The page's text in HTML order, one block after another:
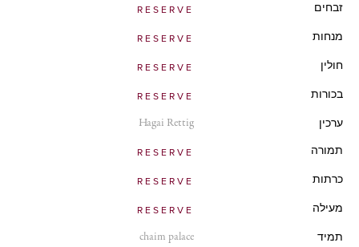
זבחים RESERVE
מנחות RESERVE
חולין RESERVE
בכורות RESERVE
ערכין Hagai Rettig
תמורה RESERVE
כרתות RESERVE
מעילה RESERVE
תמיד chaim palace